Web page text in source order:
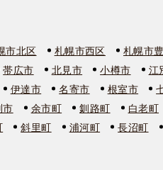
市北区 札幌市西区 札幌市
帯広市 北見市 小樽市 江
伊達市 名寄市 根室市
市 余市町 釧路町 白老町
斜里町 浦河町 長沼町